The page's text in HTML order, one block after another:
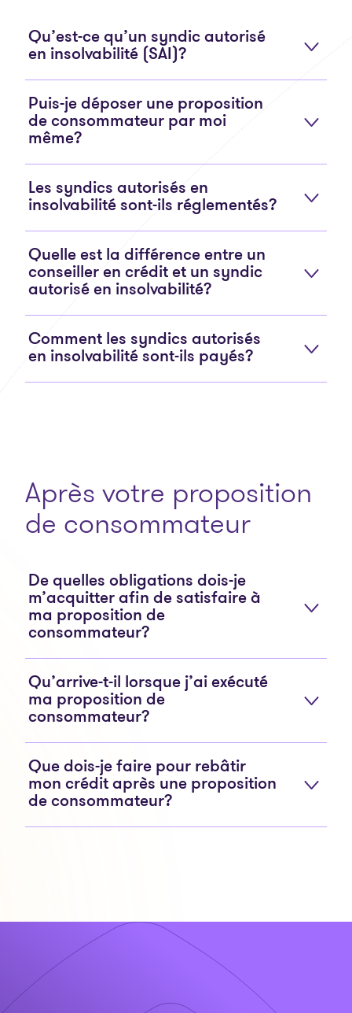
Qu’est-ce qu’un syndic autorisé
en insolvabilité (SAI)?
Puis-je déposer une proposition
de consommateur par moi
même?
Les syndics autorisés en
insolvabilité sont-ils réglementés?
Quelle est la différence entre un
conseiller en crédit et un syndic
autorisé en insolvabilité?
Comment les syndics autorisés
en insolvabilité sont-ils payés?
Après votre proposition
de consommateur
De quelles obligations dois-je
m’acquitter afin de satisfaire à
ma proposition de
consommateur?
Qu’arrive-t-il lorsque j’ai exécuté
ma proposition de
consommateur?
Que dois-je faire pour rebâtir
mon crédit après une proposition
de consommateur?